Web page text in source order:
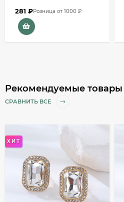
281 ₽Розница от 1000 ₽
Рекомендуемые товары
СРАВНИТЬ ВСЕ
ХИТ